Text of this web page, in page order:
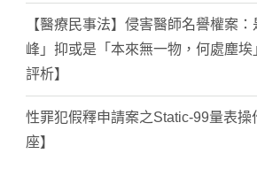
【醫療民事法】侵害醫師名譽權案
峰」抑或是「本來無一物，何處塵
評析】
性罪犯假釋申請案之Static-99量表操
座】